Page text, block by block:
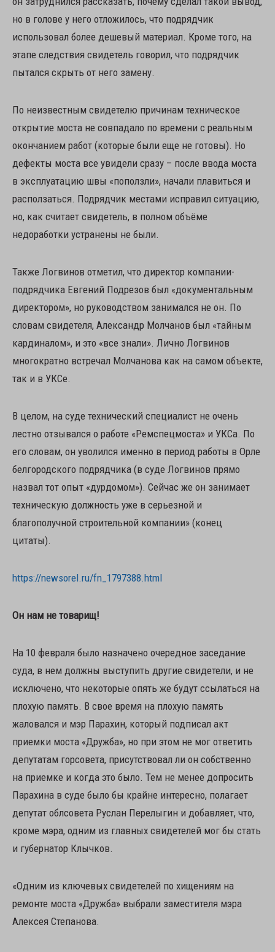
но в голове у него отложилось, что подрядчик
использовал более дешевый материал. Кроме того, на
этапе следствия свидетель говорил, что подрядчик
пытался скрыть от него замену.
По неизвестным свидетелю причинам техническое
открытие моста не совпадало по времени с реальным
окончанием работ (которые были еще не готовы). Но
дефекты моста все увидели сразу – после ввода моста
в эксплуатацию швы «поползли», начали плавиться и
расползаться. Подрядчик местами исправил ситуацию,
но, как считает свидетель, в полном объёме
недоработки устранены не были.
Также Логвинов отметил, что директор компании-
подрядчика Евгений Подрезов был «документальным
директором», но руководством занимался не он. По
словам свидетеля, Александр Молчанов был «тайным
кардиналом», и это «все знали». Лично Логвинов
многократно встречал Молчанова как на самом объекте,
так и в УКСе.
В целом, на суде технический специалист не очень
лестно отзывался о работе «Ремспецмоста» и УКСа. По
его словам, он уволился именно в период работы в Орле
белгородского подрядчика (в суде Логвинов прямо
назвал тот опыт «дурдомом»). Сейчас же он занимает
техническую должность уже в серьезной и
благополучной строительной компании» (конец
цитаты).
https://newsorel.ru/fn_1797388.html
Он нам не товарищ!
На 10 февраля было назначено очередное заседание
суда, в нем должны выступить другие свидетели, и не
исключено, что некоторые опять же будут ссылаться на
плохую память. В свое время на плохую память
жаловался и мэр Парахин, который подписал акт
приемки моста «Дружба», но при этом не мог ответить
депутатам горсовета, присутствовал ли он собственно
на приемке и когда это было. Тем не менее допросить
Парахина в суде было бы крайне интересно, полагает
депутат облсовета Руслан Перелыгин и добавляет, что,
кроме мэра, одним из главных свидетелей мог бы стать
и губернатор Клычков.
«Одним из ключевых свидетелей по хищениям на
ремонте моста «Дружба» выбрали заместителя мэра
Алексея Степанова.